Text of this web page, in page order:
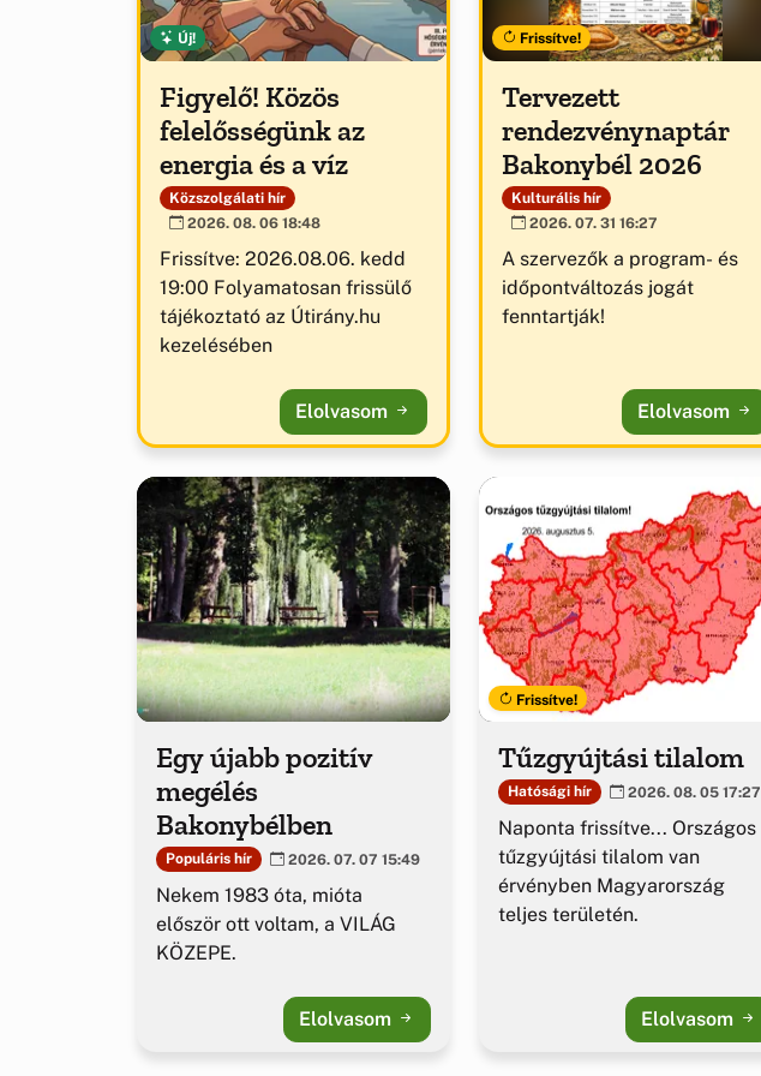
Új!
Figyelő! Közös
felelősségünk az
energia és a víz
Közszolgálati hír
2026. 08. 06 18:48
Frissítve: 2026.08.06. kedd
19:00 Folyamatosan frissülő
tájékoztató az Útirány.hu
kezelésében
Elolvasom
Frissítve!
Tervezett
rendezvénynaptár
Bakonybél 2026
Kulturális hír
2026. 07. 31 16:27
A szervezők a program- és
időpontváltozás jogát
fenntartják!
Elolvasom
Egy újabb pozitív
megélés
Bakonybélben
Populáris hír 2026. 07. 07 15:49
Nekem 1983 óta, mióta
először ott voltam, a VILÁG
KÖZEPE.
Elolvasom
Frissítve!
Tűzgyújtási tilalom
Hatósági hír 2026. 08. 05 17:27
Naponta frissítve... Országos
tűzgyújtási tilalom van
érvényben Magyarország
teljes területén.
Elolvasom